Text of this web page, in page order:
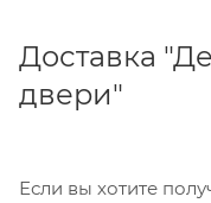
Доставка
двери"
Если вы хотите